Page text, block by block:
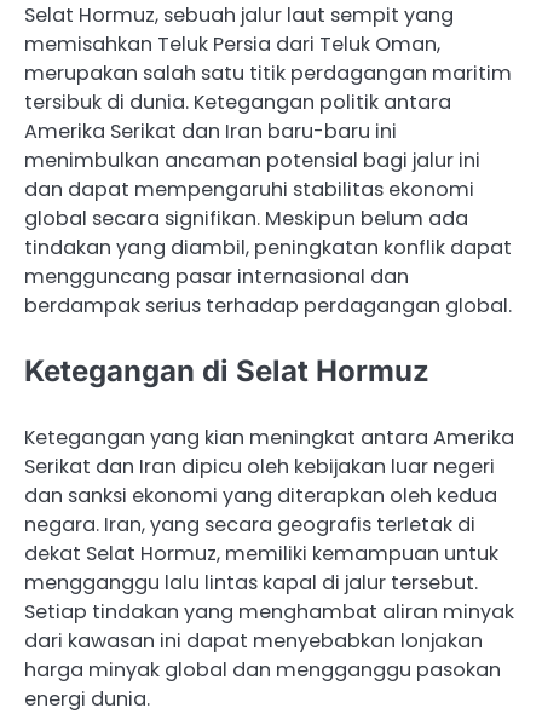
Selat Hormuz, sebuah jalur laut sempit yang
memisahkan Teluk Persia dari Teluk Oman,
merupakan salah satu titik perdagangan maritim
tersibuk di dunia. Ketegangan politik antara
Amerika Serikat dan Iran baru-baru ini
menimbulkan ancaman potensial bagi jalur ini
dan dapat mempengaruhi stabilitas ekonomi
global secara signifikan. Meskipun belum ada
tindakan yang diambil, peningkatan konflik dapat
mengguncang pasar internasional dan
berdampak serius terhadap perdagangan global.
Ketegangan di Selat Hormuz
Ketegangan yang kian meningkat antara Amerika
Serikat dan Iran dipicu oleh kebijakan luar negeri
dan sanksi ekonomi yang diterapkan oleh kedua
negara. Iran, yang secara geografis terletak di
dekat Selat Hormuz, memiliki kemampuan untuk
mengganggu lalu lintas kapal di jalur tersebut.
Setiap tindakan yang menghambat aliran minyak
dari kawasan ini dapat menyebabkan lonjakan
harga minyak global dan mengganggu pasokan
energi dunia.